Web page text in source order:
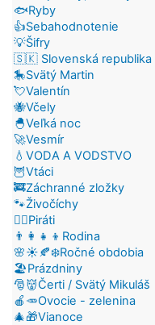
🐟Ryby
👍Sebahodnotenie
💡Šifry
🇸🇰 Slovenská republika
🎠Svätý Martin
💘Valentín
🐝Včely
🐣Veľká noc
🚀Vesmír
💧VODA A VODSTVO
🦉Vtáci
🚒Záchranné zložky
🐾Živočíchy
🏴‍☠️Piráti
👨‍👩‍👧‍👦Rodina
🌸☀️🍂❄️Ročné obdobia
🏖️Prázdniny
🎅👹Čerti / Svätý Mikuláš
🍎🥕Ovocie - zelenina
🎄🎁Vianoce